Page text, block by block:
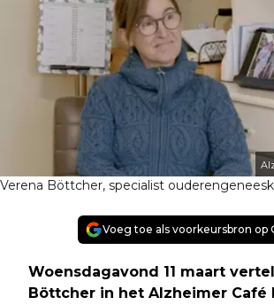
Verena Böttcher, specialist
Voeg toe als voorkeursbron op
Woensdagavond 11 maart
Böttcher in het Alzheimer Café